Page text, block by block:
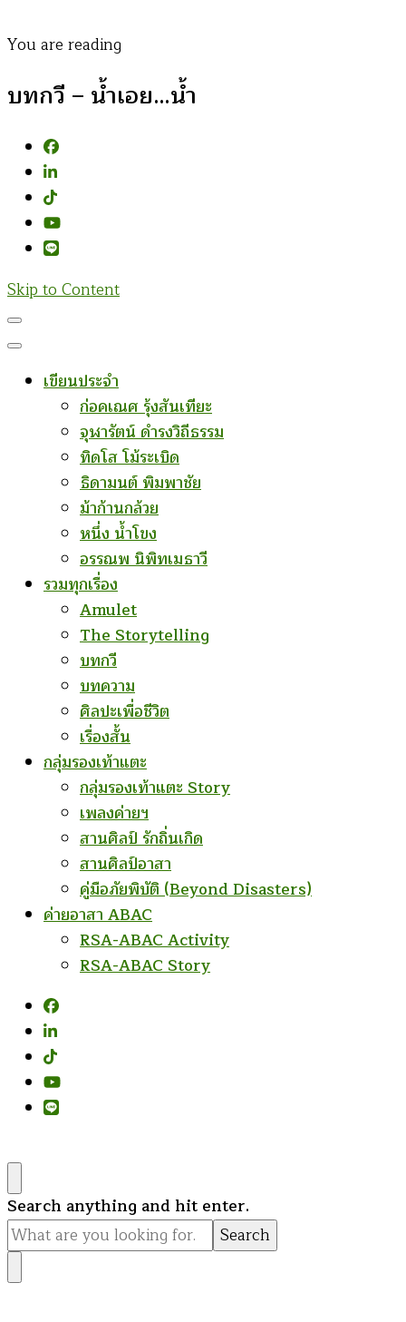
You are reading
บทกวี – น้ำเอย…น้ำ
Skip to Content
เขียนประจำ
ก่อคเณศ รุ้งสันเทียะ
จุฬารัตน์ ดำรงวิถีธรรม
ทิดโส โม้ระเบิด
ธิดามนต์ พิมพาชัย
ม้าก้านกล้วย
หนึ่ง น้ำโขง
อรรณพ นิพิทเมธาวี
รวมทุกเรื่อง
Amulet
The Storytelling
บทกวี
บทความ
ศิลปะเพื่อชีวิต
เรื่องสั้น
กลุ่มรองเท้าแตะ
กลุ่มรองเท้าแตะ Story
เพลงค่ายฯ
สานศิลป์ รักถิ่นเกิด
สานศิลป์อาสา
คู่มือภัยพิบัติ (Beyond Disasters)
ค่ายอาสา ABAC
RSA-ABAC Activity
RSA-ABAC Story
Looking
for
Something?
Search anything and hit enter.